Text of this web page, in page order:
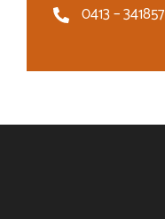
0413 – 341857